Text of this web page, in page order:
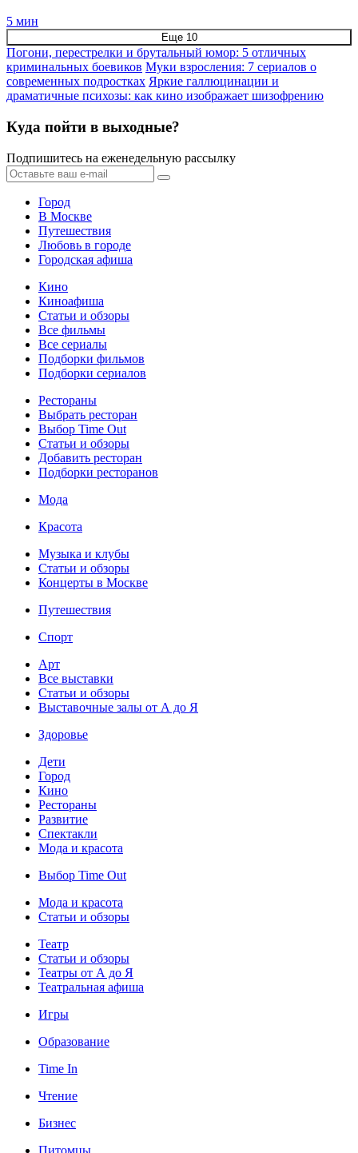
5 мин
Еще 10
Погони, перестрелки и брутальный юмор: 5 отличных
криминальных боевиков Муки взросления: 7 сериалов о
современных подростках Яркие галлюцинации и
драматичные психозы: как кино изображает шизофрению
Куда пойти в выходные?
Подпишитесь на еженедельную рассылку
Город
В Москве
Путешествия
Любовь в городе
Городская афиша
Кино
Киноафиша
Статьи и обзоры
Все фильмы
Все сериалы
Подборки фильмов
Подборки сериалов
Рестораны
Выбрать ресторан
Выбор Time Out
Статьи и обзоры
Добавить ресторан
Подборки ресторанов
Мода
Красота
Музыка и клубы
Статьи и обзоры
Концерты в Москве
Путешествия
Спорт
Арт
Все выставки
Статьи и обзоры
Выставочные залы от А до Я
Здоровье
Дети
Город
Кино
Рестораны
Развитие
Спектакли
Мода и красота
Выбор Time Out
Мода и красота
Статьи и обзоры
Театр
Статьи и обзоры
Театры от А до Я
Театральная афиша
Игры
Образование
Time In
Чтение
Бизнес
Питомцы